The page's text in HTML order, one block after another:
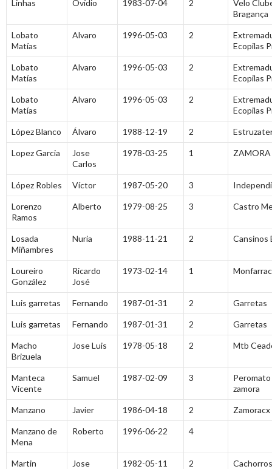
Linhas Ovídio 1983-07-04 2
Velo
Bragança
Lobato
Matías
Alvaro 1996-05-03 2
Ecopilas
Lobato
Matías
Alvaro 1996-05-03 2
Ecopilas
Lobato
Matías
Alvaro 1996-05-03 2
Ecopilas
López Blanco Álvaro 1988-12-19 2
Lopez Garcia
Jose
Carlos
1978-03-25 1 ZAMORA
López Robles Víctor 1987-05-20 3
Lorenzo
Ramos
Alberto 1979-08-25 3 Castro
Losada
Miñambres
Nuria 1988-11-21 2 Cansinos
Loureiro
González
Ricardo
José
1973-02-14 1
Luis garretas Fernando 1987-01-31 2 Garretas
Luis garretas Fernando 1987-01-31 2 Garretas
Macho
Brizuela
Jose Luis 1978-05-18 2 Mtb
Manteca
Vicente
Samuel 1987-02-09 3
zamora
Manzano Javier 1986-04-18 2 Zamoracx
Manzano de
Mena
Roberto 1996-06-22 4
Martin Jose 1982-05-11 2 Cachorros